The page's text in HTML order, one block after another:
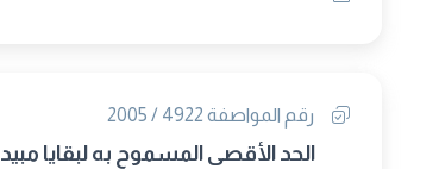
رقم المواصفة 4922 / 2005
الحد الأقصى المسموح به لبقايا مبيد